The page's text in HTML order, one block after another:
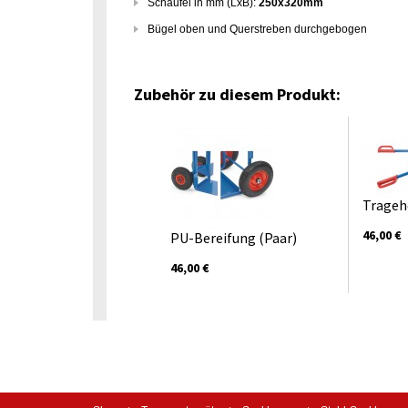
Schaufel in mm (LxB): 250x320mm
Bügel oben und Querstreben durchgebogen
Zubehör zu diesem Produkt:
PU-Bereifung (Paar)
46,00 €
46,00 €